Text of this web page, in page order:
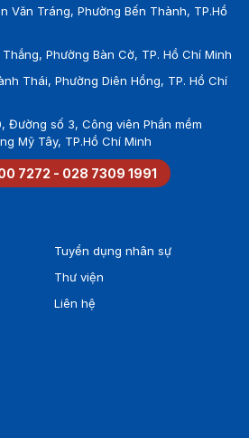
Văn Tráng, Phường Bến Thành, TP.Hồ
Phường Bàn Cờ, TP. Hồ Chí Minh
Thái, Phường Diên Hồng, TP. Hồ Chí
Đường số 3, Công viên Phần mềm
Mỹ Tây, TP.Hồ Chí Minh
7272 - 028 7309 1991
Tuyển dụng nhân sự
Thư viện
Liên hệ